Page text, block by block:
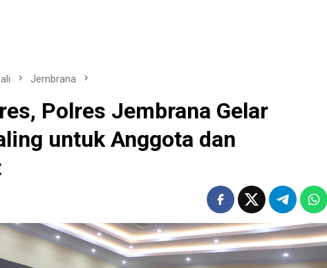
Jembrana
Polres Jembrana Gelar
untuk Anggota dan